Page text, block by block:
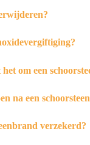
om een
na een
verzekerd?